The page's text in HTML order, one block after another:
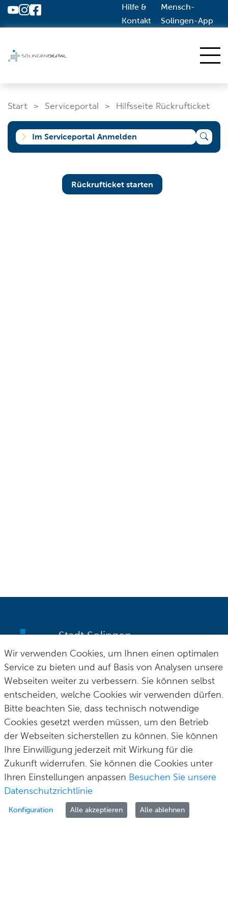
Zum Hauptinhalt springen
Hilfe &
Kontakt
Mensch-
Solingen-App
Dienstleistungen A-Z
Solingen.de
Start Serviceportal Hilfsseite Rückrufticket
Im Serviceportal Anmelden
Rückrufticket starten
Stadt Solingen
Postfach 100165
42601 Solingen
0 212 290–0
fax0 212 290–2109
post@solingen.de
© Stadt Solingen 2026
Hilfe & KontaktImpressumDatenschutz Cookie-Richtlinie
Wir verwenden Cookies, um Ihnen einen optimalen
Service zu bieten und auf Basis von Analysen unsere
Webseiten weiter zu verbessern. Sie können selbst
entscheiden, welche Cookies wir verwenden dürfen.
Bitte beachten Sie, dass technisch notwendige
Cookies gesetzt werden müssen, um den Betrieb
der Webseiten sicherstellen zu können. Sie können
Ihre Einwilligung jederzeit mit Wirkung für die
Zukunft widerrufen. Sie können die Cookies unter
Ihren Einstellungen anpassen Besuchen Sie unsere
Datenschutzrichtlinie
Konfiguration Alle akzeptieren Alle ablehnen